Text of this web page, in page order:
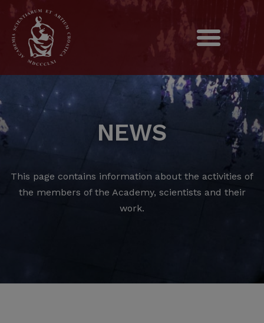
NEWS
This page contains information about the activities of
the members of the Academy, scientists and their
work.